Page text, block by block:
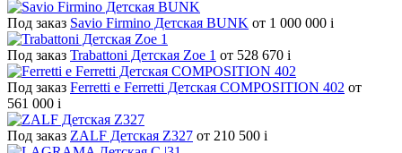
Под заказ Savio Firmino Детская BUNK от 1 000 000 i
Под заказ Trabattoni Детская Zoe 1 от 528 670 i
Под заказ Ferretti e Ferretti Детская COMPOSITION 402 от
561 000 i
Под заказ ZALF Детская Z327 от 210 500 i